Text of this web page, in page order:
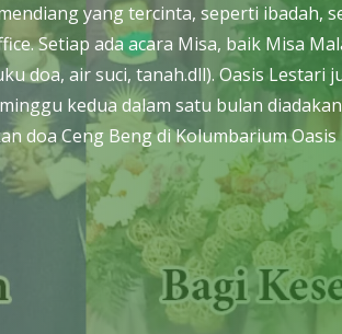
yang tercinta, seperti ibadah,
Setiap ada acara Misa, baik Misa
doa, air suci, tanah.dll). Oasis
kedua dalam satu bulan
doa Ceng Beng di Kolumbarium